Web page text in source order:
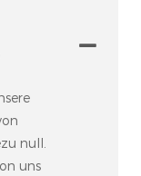
null.
uns